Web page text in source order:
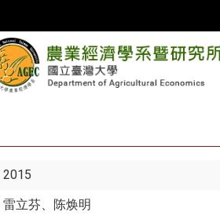
2015
雷立芬、陈焕明